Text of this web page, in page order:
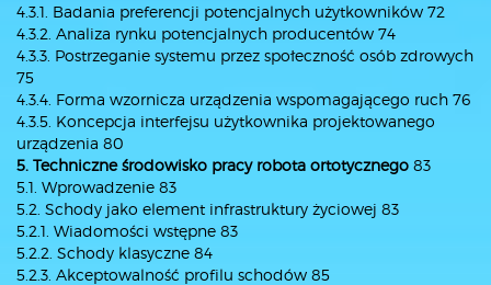
4.3.1. Badania preferencji potencjalnych użytkowników 72
4.3.2. Analiza rynku potencjalnych producentów 74
4.3.3. Postrzeganie systemu przez społeczność osób zdrowych
75
4.3.4. Forma wzornicza urządzenia wspomagającego ruch 76
4.3.5. Koncepcja interfejsu użytkownika projektowanego
urządzenia 80
5. Techniczne środowisko pracy robota ortotycznego 83
5.1. Wprowadzenie 83
5.2. Schody jako element infrastruktury życiowej 83
5.2.1. Wiadomości wstępne 83
5.2.2. Schody klasyczne 84
5.2.3. Akceptowalność profilu schodów 85